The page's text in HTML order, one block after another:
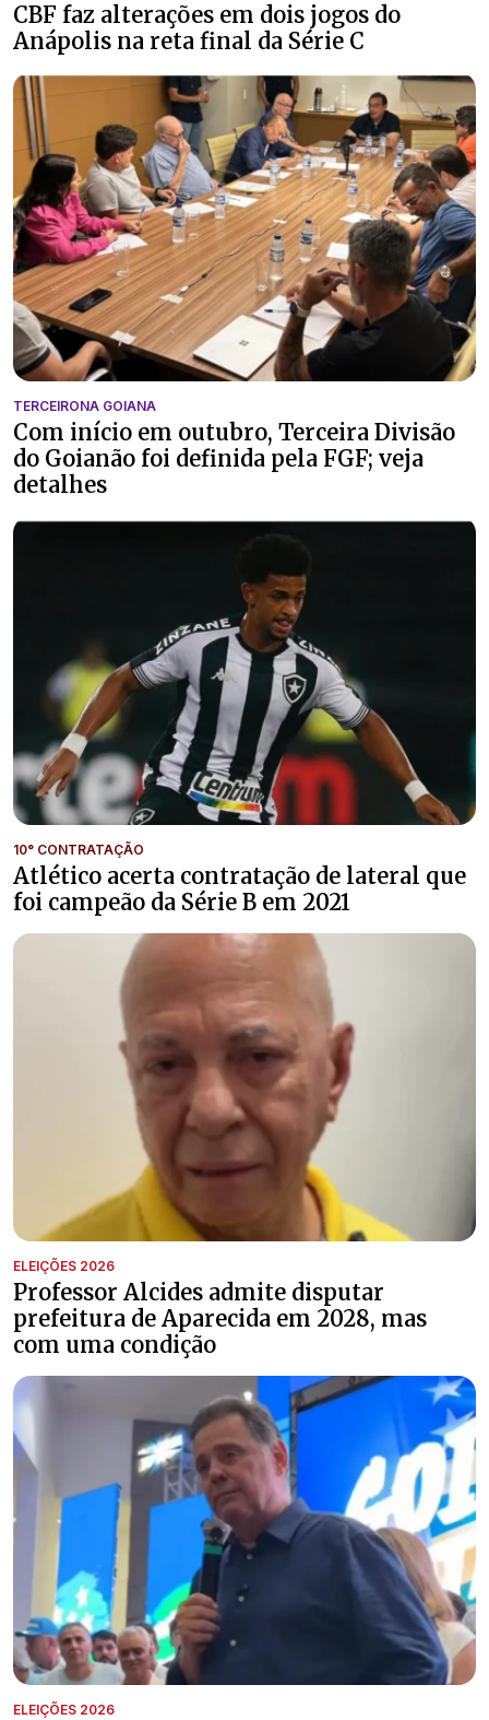
CBF faz alterações em dois jogos do
Anápolis na reta final da Série C
TERCEIRONA GOIANA
Com início em outubro, Terceira Divisão
do Goianão foi definida pela FGF; veja
detalhes
10° CONTRATAÇÃO
Atlético acerta contratação de lateral que
foi campeão da Série B em 2021
ELEIÇÕES 2026
Professor Alcides admite disputar
prefeitura de Aparecida em 2028, mas
com uma condição
ELEIÇÕES 2026